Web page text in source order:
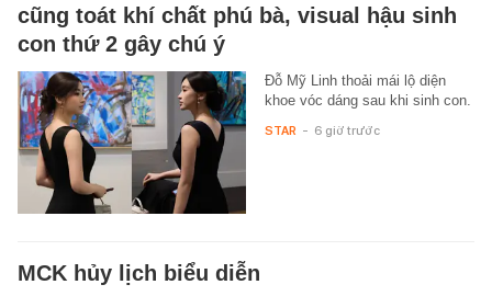
cũng toát khí chất phú bà, visual hậu sinh
con thứ 2 gây chú ý
Đỗ Mỹ Linh thoải mái lộ diện
khoe vóc dáng sau khi sinh con.
STAR - 6 giờ trước
MCK hủy lịch biểu diễn